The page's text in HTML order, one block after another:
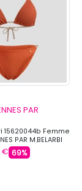
PAR
15620044b Femme
PAR M.BELARBI
€ 69%